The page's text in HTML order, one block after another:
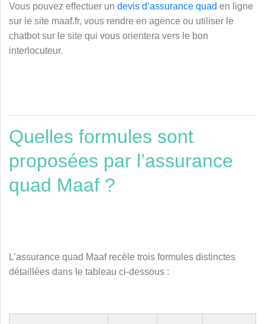
Vous pouvez effectuer un devis d’assurance quad en ligne
sur le site maaf.fr, vous rendre en agence ou utiliser le
chatbot sur le site qui vous orientera vers le bon
interlocuteur.
Quelles formules sont
proposées par l’assurance
quad Maaf ?
L’assurance quad Maaf recèle trois formules distinctes
détaillées dans le tableau ci-dessous :